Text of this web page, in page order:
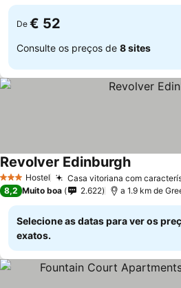
De € 52
Consulte os preços de 8 sites
3 EstrelasHostel Casa vitoriana com
Revolver Edinburgh
8,2 Muito boa 2.622 a 1.9 km de
Selecione as datas para ver os
exatos.